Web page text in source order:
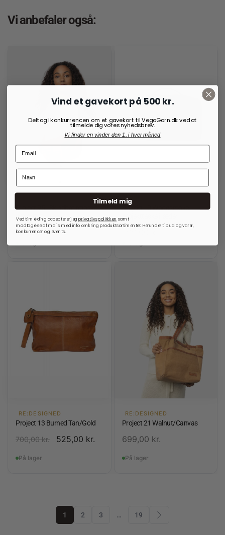
Vi anbefaler også:
Project 95 - Skindbæltetaske
Walnut
999,00kr.
OPBEVARING
Projekt 10 Woodsmoke
projekttaske i læder
RE:DESIGNED
Project 13 Burned Tan/Gold
700,00kr. 525,00 kr.
På lager
RE:DESIGNED
Project 21 Walnut/Canvas
699,00 kr.
På lager
1 2 3 … 19
Vind et gavekort på 500 kr.
Deltag i konkurrencen om et gavekort til VegaGarn.dk ved at
tilmelde dig vores nyhedsbrev.
Vi finder en vinder den 1. i hver måned
Tilmeld mig
Ved tilmelding accepterer jegprivatlivspolitkken samt
modtagelse af mails med info omkring produktsortimentet. Herunder tilbud og varer,
konkurrencer og events.